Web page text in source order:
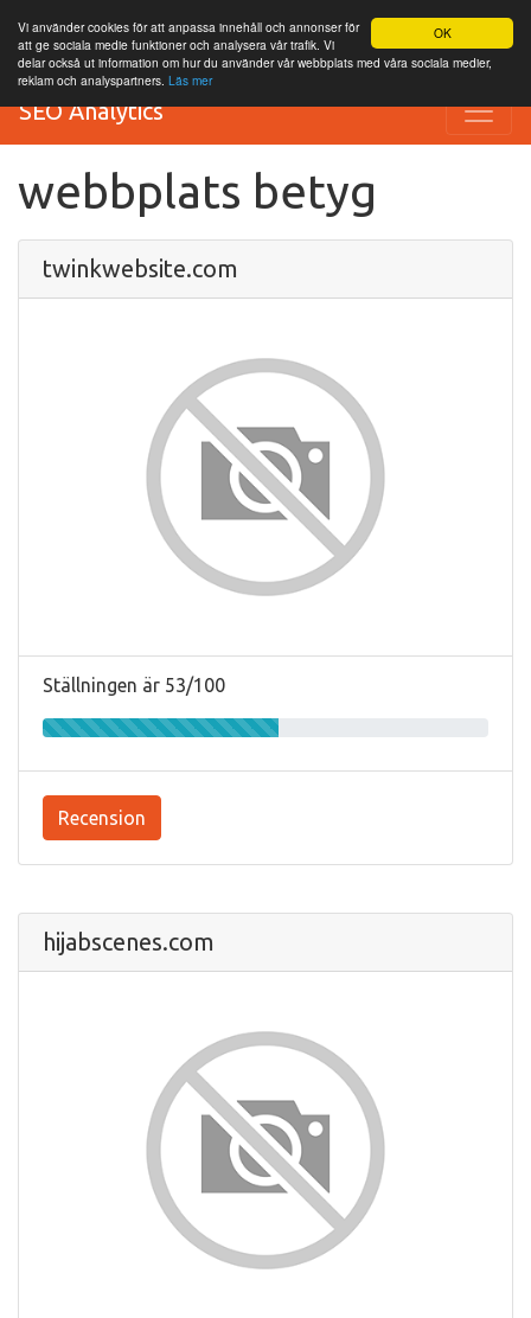
OK
Vi använder cookies för att anpassa innehåll och annonser för
att ge sociala medie funktioner och analysera vår trafik. Vi
delar också ut information om hur du använder vår webbplats med våra sociala medier,
reklam och analyspartners. Läs mer
SEO Analytics
webbplats betyg
twinkwebsite.com
Ställningen är 53/100
Recension
hijabscenes.com